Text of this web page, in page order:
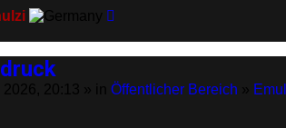
Öffentlicher Bereich